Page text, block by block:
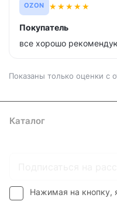
OZON ★★★★★
Покупатель
все хорошо
Показаны только оценки с
Каталог
Нажимая на кнопку,